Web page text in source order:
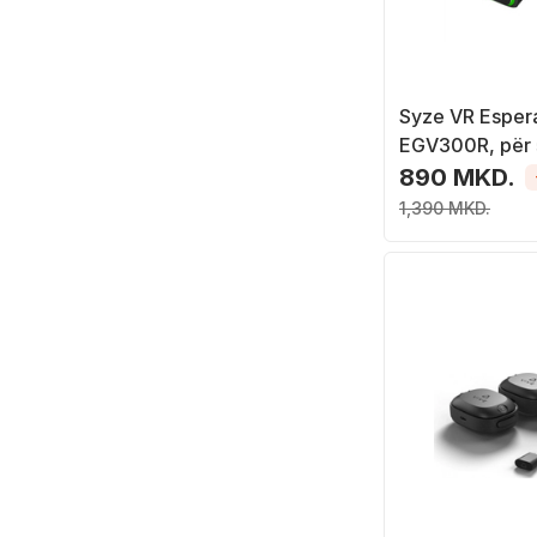
Syze VR
EGV300R,
3.5" 6", me
Bluetooth, të
890 MKD.
1,390 MKD.